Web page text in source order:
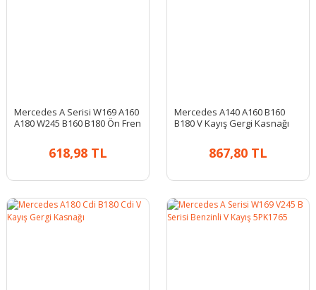
Mercedes A Serisi W169 A160
A180 W245 B160 B180 Ön Fren
618,98 TL
Mercedes A140 A160 B160
B180 V Kayış Gergi Kasnağı
867,80 TL